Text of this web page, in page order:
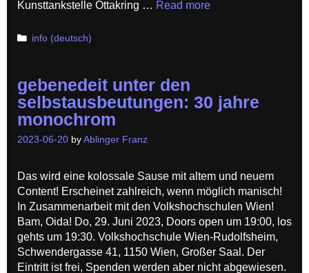
Kunsttankstelle Ottakring … Read more
Categories
info (deutsch)
gebenedeit unter den
selbstausbeutungen: 30 jahre
monochrom
2023-06-20 by Ablinger Franz
Das wird eine kolossale Sause mit altem und neuem
Content! Erscheinet zahlreich, wenn möglich manisch!
In Zusammenarbeit mit den Volkshochschulen Wien!
Bam, Oida! Do, 29. Juni 2023, Doors open um 19:00, los
gehts um 19:30. Volkshochschule Wien-Rudolfsheim,
Schwendergasse 41, 1150 Wien, Großer Saal. Der
Eintritt ist frei, Spenden werden aber nicht abgewiesen.